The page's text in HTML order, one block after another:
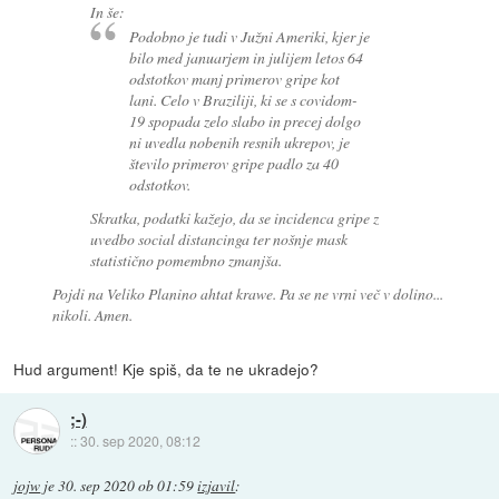
In še:
Podobno je tudi v Južni Ameriki, kjer je
bilo med januarjem in julijem letos 64
odstotkov manj primerov gripe kot
lani. Celo v Braziliji, ki se s covidom-
19 spopada zelo slabo in precej dolgo
ni uvedla nobenih resnih ukrepov, je
število primerov gripe padlo za 40
odstotkov.
Skratka, podatki kažejo, da se incidenca gripe z
uvedbo social distancinga ter nošnje mask
statistično pomembno zmanjša.
Pojdi na Veliko Planino ahtat krawe. Pa se ne vrni več v dolino...
nikoli. Amen.
Hud argument! Kje spiš, da te ne ukradejo?
;-)
::30. sep 2020, 08:12
jojw je30. sep 2020 ob 01:59izjavil: